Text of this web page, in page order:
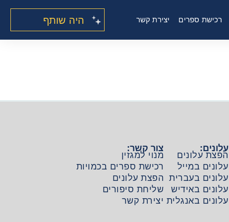
רכישת ספרים יצירת קשר היה שותף
עלונים:
הפצת עלונים
עלונים במייל
עלונים בעברית
עלונים באידיש
עלונים באנגלית
צור קשר:
מנוי למגזין
רכישת ספרים בכמויות
הפצת עלונים
שליחת סיפורים
יצירת קשר